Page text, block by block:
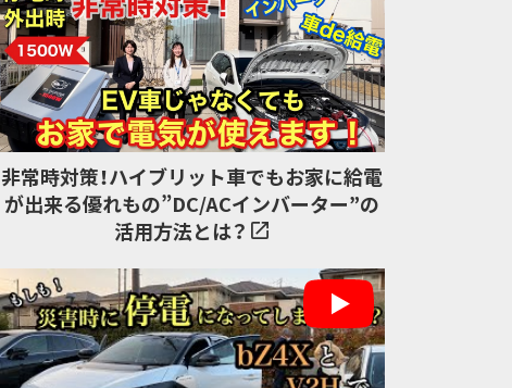
非常時対策！ハイブリット車でもお家に給電
が出来る優れもの”DC/ACインバーター”の
活用方法とは？